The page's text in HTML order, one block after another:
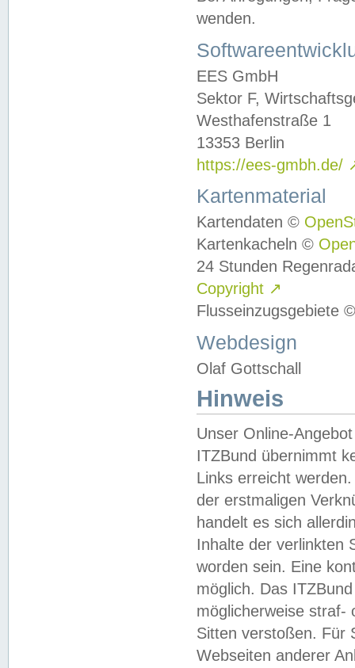
wenden.
EES GmbH
Sektor F,
Westhafenstraße 1
13353 Berlin
https://ees-gmbh.de/
Kartenmaterial
Kartendaten ©
Kartenkacheln ©
24 Stunden
Copyright ↗
Flusseinzugsgebiete
Webdesign
Olaf Gottschall
Hinweis
Unser Online-
ITZBund übernimmt
Links erreicht
der erstmaligen
handelt es sich
Inhalte der verlinkten
worden sein. Eine
möglich. Das
möglicherweise straf-
Sitten verstoßen. Für
Webseiten anderer